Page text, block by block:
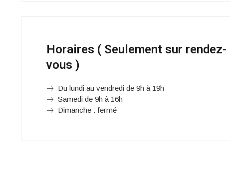
Horaires ( Seulement sur rendez-
vous )
Du lundi au vendredi de 9h à 19h
Samedi de 9h à 16h
Dimanche : fermé